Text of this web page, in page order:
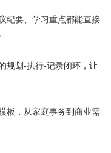
纪要、学习重点都能直接
规划-执行-记录闭环，让
板，从家庭事务到商业需